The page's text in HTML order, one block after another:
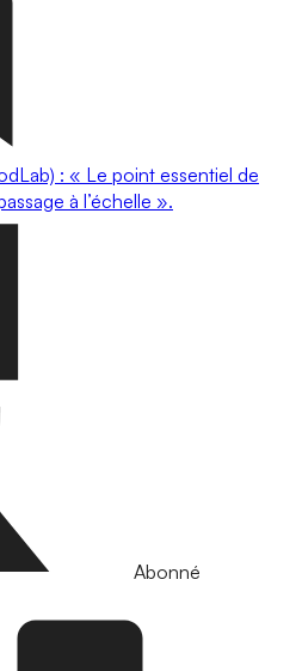
: « Le point essentiel de
à l’échelle ».
Abonné